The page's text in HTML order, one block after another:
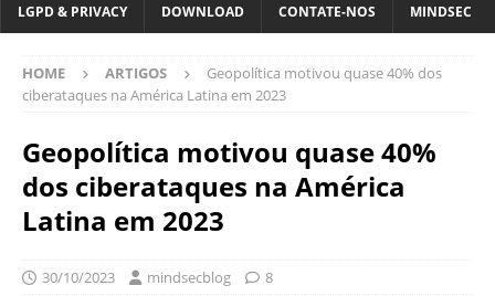
LGPD & PRIVACY DOWNLOAD CONTATE-NOS MINDSEC
HOME ARTIGOS
Geopolítica motivou quase 40% dos
ciberataques na América Latina em 2023
Geopolítica motivou quase 40%
dos ciberataques na América
Latina em 2023
30/10/2023 mindsecblog 8